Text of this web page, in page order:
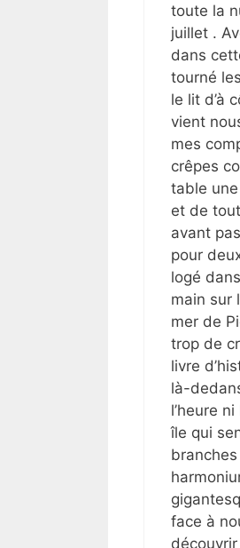
toute la
juillet .
dans
tourné
le lit d’à
vient
mes
crêpes
table
et de
avant
pour
logé
main sur
mer de
trop de
livre
là-
l’heure
île qui
face à